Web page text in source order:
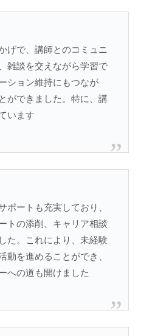
げで、講師とのコミュニ
雑談を交えながら学習で
ション維持にもつなが
ができました。特に、講
います
ポートも充実しており、
トの添削、キャリア相談
た。これにより、未経験
動を進めることができ、
への道も開けました​